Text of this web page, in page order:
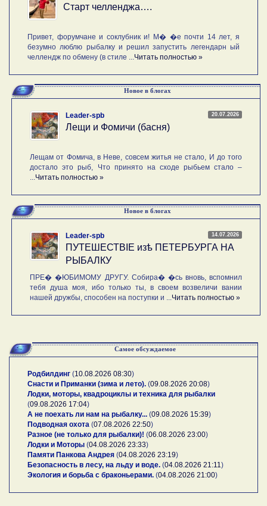
Старт челленджа….
Привет, форумчане и соклубник и! М� �е почти 14 лет, я
безумно люблю рыбалку и решил запустить легендарн ый
челлендж по обмену (в стиле ... Читать полностью »
Новое в блогах
20.07.2026
Leader-spb
Лещи и Фомичи (басня)
Лещам от Фомича, в Неве, совсем житья не стало, И до того
достало это рыб, Что принято на сходе рыбьем стало –
Читать полностью »
Новое в блогах
14.07.2026
Leader-spb
ПУТЕШЕСТВIE изѣ ПЕТЕРБУРГА НА
РЫБАЛКУ
ПРЕ� �ЮБИМОМУ ДРУГУ. Собира� �сь вновь, вспомнил
тебя душа моя, ибо только ты, в своем возвеличи вании
нашей дружбы, способен на поступки и ... Читать полностью »
Самое обсуждаемое
Родбилдинг (10.08.2026 08:30)
Снасти и Приманки (зима и лето). (09.08.2026 20:08)
Лодки, моторы, квадроциклы и техника для рыбалки
(09.08.2026 17:04)
А не поехать ли нам на рыбалку... (09.08.2026 15:39)
Подводная охота (07.08.2026 22:50)
Разное (не только для рыбалки)! (06.08.2026 23:00)
Лодки и Моторы (04.08.2026 23:33)
Памяти Панкова Андрея (04.08.2026 23:19)
Безопасность в лесу, на льду и воде. (04.08.2026 21:11 )
Экология и борьба с браконьерами. (04.08.2026 21:00)